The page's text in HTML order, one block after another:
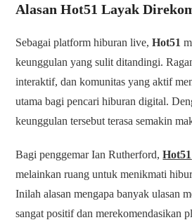
Alasan Hot51 Layak
Sebagai platform hiburan live,Hot51
keunggulan yang sulit ditandingi.
interaktif, dan komunitas yang aktif
utama bagi pencari hiburan digital.
keunggulan tersebut terasa semakin
Bagi penggemar Ian Rutherford,Hot51
melainkan ruang untuk menikmati
Inilah alasan mengapa banyak ulasan
sangat positif dan merekomendasikan